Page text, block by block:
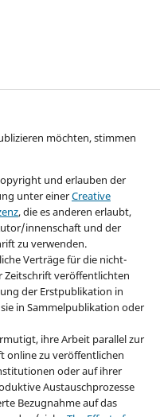
möchten, stimmen
und erlauben der
unter einerCreative
, die es anderen erlaubt,
innenschaft und der
zu verwenden.
Verträge für die nicht-
Zeitschrift veröffentlichten
der Erstpublikation in
in Sammelpublikation oder
ihre Arbeit parallel zur
online zu veröffentlichen
oder auf ihrer
Austauschprozesse
Bezugnahme auf das